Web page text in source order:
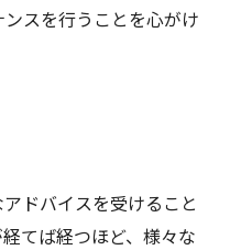
スを行うことを心がけ
ドバイスを受けること
てば経つほど、様々な